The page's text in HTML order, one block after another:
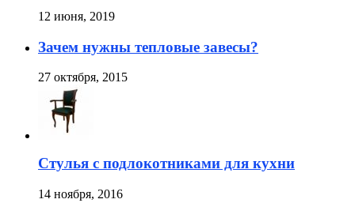
12 июня, 2019
Зачем нужны тепловые завесы?
27 октября, 2015
Стулья с подлокотниками для кухни
14 ноября, 2016